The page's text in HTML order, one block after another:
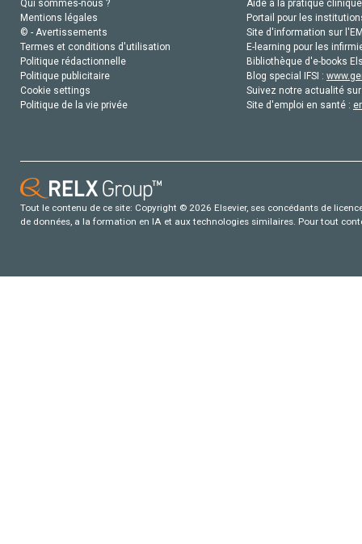
Qui sommes-nous ?
Mentions légales
© - Avertissements
Termes et conditions d'utilisation
Politique rédactionnelle
Politique publicitaire
Cookie settings
Politique de la vie privée
Aide à la pratique
Portail pour les
Site d'information sur
E-learning pour les
Bibliothèque d'e-books
Blog special IFSI :
Suivez notre actualité
Site d'emploi en santé :
Tout le contenu de ce site: Copyright © 2026 Elsevier, ses concédants de
de données, a la formation en IA et aux technologies similaires. Pour tout